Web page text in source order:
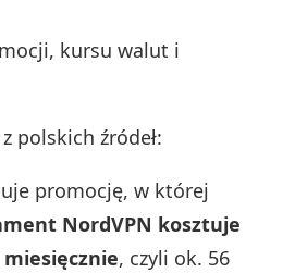
kursu walut i
polskich źródeł:
promocję, w której
NordVPN kosztuje
, czyli ok. 56